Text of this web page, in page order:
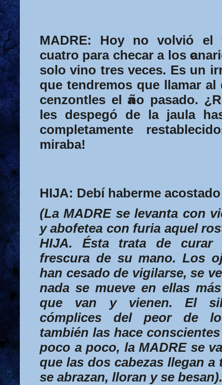
MADRE: Hoy no volvió el
cuatro para checar a los c
solo vino tres veces. Es un
que tendremos que llamar
cenzontles el año pasado.
les despegó de la jaula
completamente
miraba!
HIJA: Debí haberme
(LaMADREse levanta con
y abofetea con furia aquel
HIJA. Ésta trata de curar
frescura de su mano. Los
han cesado de vigilarse, se
nada se mueve en ellas
que van y vienen. El
cómplices del peor de
también las hace
poco a poco, la MADREse
que las dos cabezas llegan a
se abrazan, lloran y se besan).